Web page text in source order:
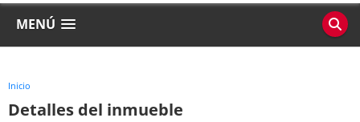
MENÚ
Inicio
Detalles del inmueble